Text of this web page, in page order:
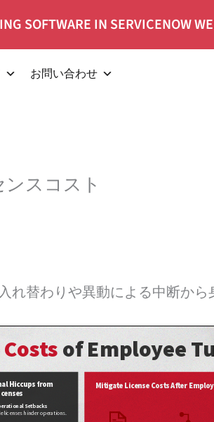
SOFTWARE IN SERVICENOW
お問い合わせ
スコスト
替わりや異動による中断から